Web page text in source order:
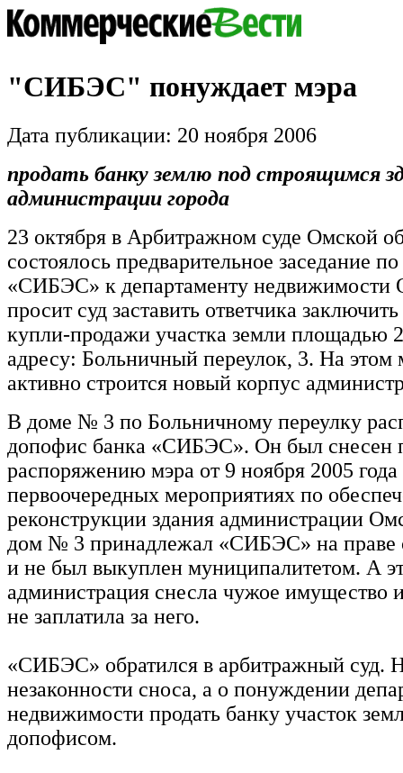
"СИБЭС" понуждает мэра
Дата публикации: 20 ноября 2006
продать банку землю под строящимся
администрации города
23 октября в Арбитражном суде Омской
состоялось предварительное заседание
«СИБЭС» к департаменту недвижимости
просит суд заставить ответчика
купли-продажи участка земли площадью
адресу: Больничный переулок, 3. На этом
активно строится новый корпус
В доме № 3 по Больничному переулку
допофис банка «СИБЭС». Он был снесен
распоряжению мэра от 9 ноября 2005
первоочередных мероприятиях по
реконструкции здания администрации
дом № 3 принадлежал «СИБЭС» на праве
и не был выкуплен муниципалитетом. А
администрация снесла чужое имущество
не заплатила за него.
«СИБЭС» обратился в арбитражный суд.
незаконности сноса, а о понуждении
недвижимости продать банку участок
допофисом.